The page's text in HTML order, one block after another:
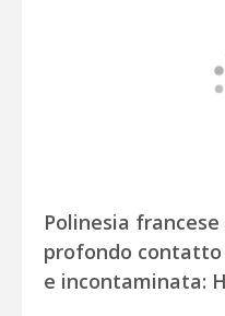
Polinesia
profondo
e incontaminata: